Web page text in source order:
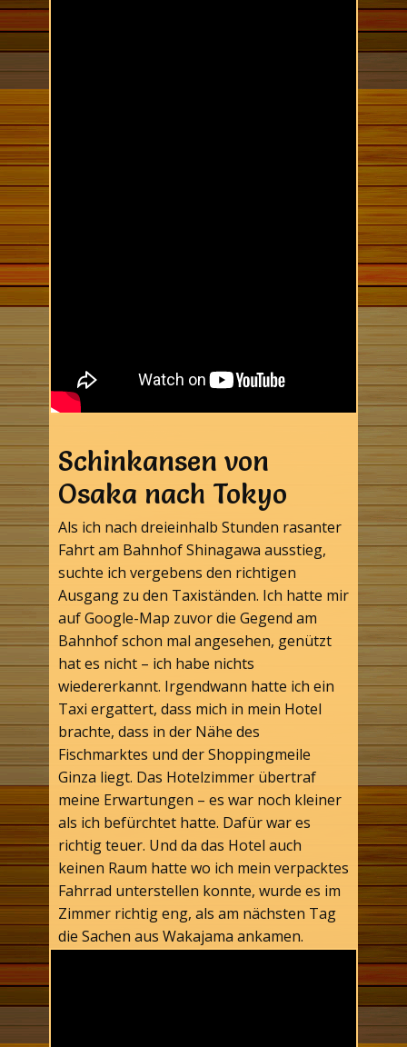
Schinkansen von
Osaka nach Tokyo
Als ich nach dreieinhalb Stunden rasanter
Fahrt am Bahnhof Shinagawa ausstieg,
suchte ich vergebens den richtigen
Ausgang zu den Taxiständen. Ich hatte mir
auf Google-Map zuvor die Gegend am
Bahnhof schon mal angesehen, genützt
hat es nicht – ich habe nichts
wiedererkannt. Irgendwann hatte ich ein
Taxi ergattert, dass mich in mein Hotel
brachte, dass in der Nähe des
Fischmarktes und der Shoppingmeile
Ginza liegt. Das Hotelzimmer übertraf
meine Erwartungen – es war noch kleiner
als ich befürchtet hatte. Dafür war es
richtig teuer. Und da das Hotel auch
keinen Raum hatte wo ich mein verpacktes
Fahrrad unterstellen konnte, wurde es im
Zimmer richtig eng, als am nächsten Tag
die Sachen aus Wakajama ankamen.